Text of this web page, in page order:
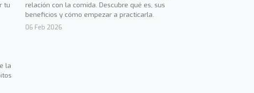
tu
relación con la comida. Descubre qué es, sus
beneficios y cómo empezar a practicarla.
06 Feb 2026
la